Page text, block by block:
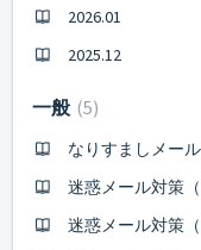
2026.01
2025.12
一般 5
なりすましメー
迷惑メール対策（
迷惑メール対策（